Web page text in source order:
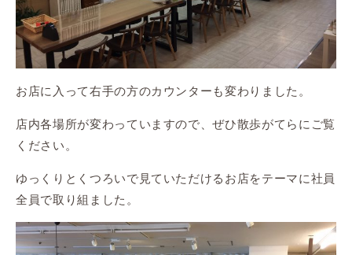
お店に入って右手の方のカウンターも変わりました。
店内各場所が変わっていますので、ぜひ散歩がてらにご覧
ください。
ゆっくりとくつろいで見ていただけるお店をテーマに社員
全員で取り組ました。